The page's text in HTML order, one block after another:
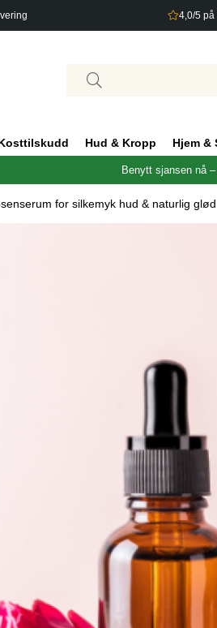
4,0/5 på
Hud & Kropp Hjem &
Benytt sjansen nå
for silkemyk hud & naturlig glød